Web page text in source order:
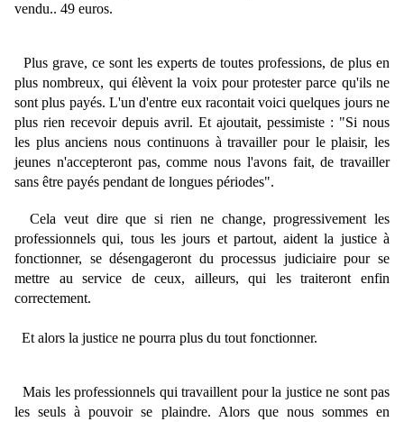
vendu.. 49 euros.
Plus grave, ce sont les experts de toutes professions, de plus en
plus nombreux, qui élèvent la voix pour protester parce qu'ils ne
sont plus payés. L'un d'entre eux racontait voici quelques jours ne
plus rien recevoir depuis avril. Et ajoutait, pessimiste : "Si nous
les plus anciens nous continuons à travailler pour le plaisir, les
jeunes n'accepteront pas, comme nous l'avons fait, de travailler
sans être payés pendant de longues périodes".
Cela veut dire que si rien ne change, progressivement les
professionnels qui, tous les jours et partout, aident la justice à
fonctionner, se désengageront du processus judiciaire pour se
mettre au service de ceux, ailleurs, qui les traiteront enfin
correctement.
Et alors la justice ne pourra plus du tout fonctionner.
Mais les professionnels qui travaillent pour la justice ne sont pas
les seuls à pouvoir se plaindre. Alors que nous sommes en